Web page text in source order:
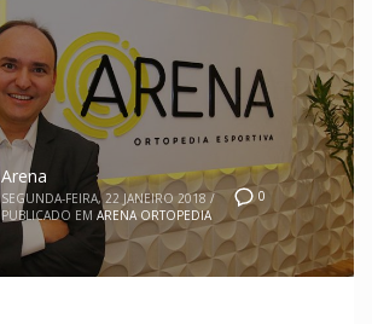
0
Arena
SEGUNDA-FEIRA, 22 JANEIRO 2018 /
PUBLICADO EM ARENA ORTOPEDIA